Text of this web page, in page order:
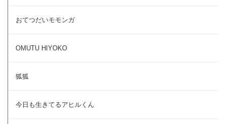
おてつだいモモンガ
OMUTU HIYOKO
狐狐
今日も生きてるアヒルくん